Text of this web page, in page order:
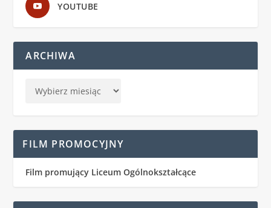
YOUTUBE
ARCHIWA
FILM PROMOCYJNY
Film promujący Liceum Ogólnokształcące